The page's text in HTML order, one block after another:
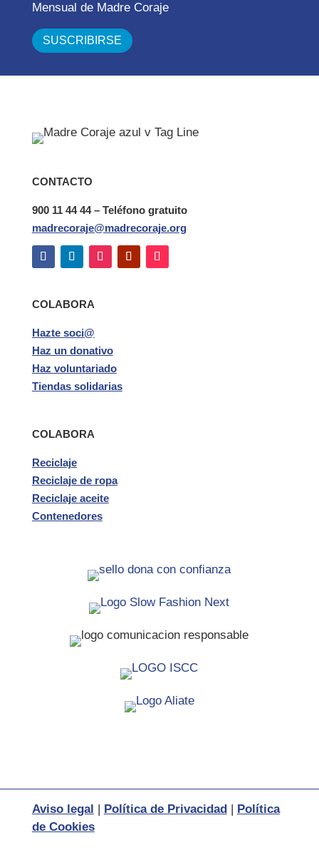
Mensual de Madre Coraje
CONTACTO
900 11 44 44 – Teléfono gratuito
madrecoraje@madrecoraje.org
COLABORA
Hazte soci@
Haz un donativo
Haz voluntariado
Tiendas solidarias
COLABORA
Reciclaje
Reciclaje de ropa
Reciclaje aceite
Contenedores
Aviso legal | Política de Privacidad | Política
de Cookies